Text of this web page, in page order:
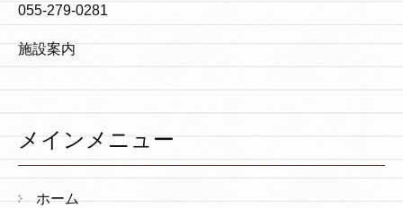
055-279-0281
施設案内
メインメニュー
ホーム